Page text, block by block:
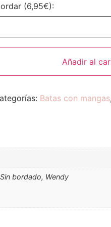
(6,95€):
Añadir al
Batas con mangas,
bordado, Wendy